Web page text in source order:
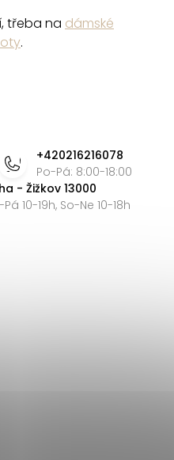
třeba na dámské
.
+420216216078
Po-Pá: 8:00-18:00
- Žižkov 13000
10-19h, So-Ne 10-18h